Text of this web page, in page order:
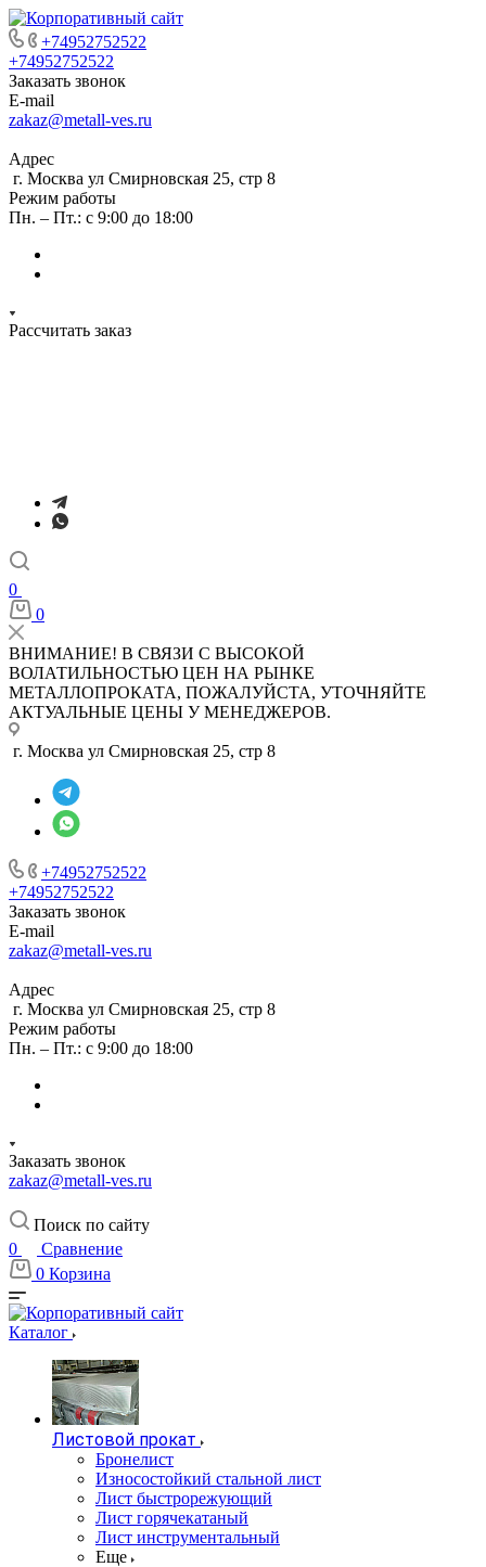
+74952752522
+74952752522
Заказать звонок
E-mail
zakaz@metall-ves.ru
Адрес
г. Москва ул Смирновская 25, стр 8
Режим работы
Пн. – Пт.: с 9:00 до 18:00
Рассчитать заказ
0
0
ВНИМАНИЕ! В СВЯЗИ С ВЫСОКОЙ
ВОЛАТИЛЬНОСТЬЮ ЦЕН НА РЫНКЕ
МЕТАЛЛОПРОКАТА, ПОЖАЛУЙСТА, УТОЧНЯЙТЕ
АКТУАЛЬНЫЕ ЦЕНЫ У МЕНЕДЖЕРОВ.
г. Москва ул Смирновская 25, стр 8
+74952752522
+74952752522
Заказать звонок
E-mail
zakaz@metall-ves.ru
Адрес
г. Москва ул Смирновская 25, стр 8
Режим работы
Пн. – Пт.: с 9:00 до 18:00
Заказать звонок
zakaz@metall-ves.ru
Поиск по сайту
0
Сравнение
0 Корзина
Каталог
Листовой прокат
Бронелист
Износостойкий стальной лист
Лист быстрорежующий
Лист горячекатаный
Лист инструментальный
Еще